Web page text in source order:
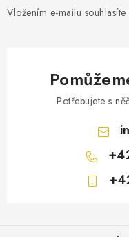
Vložením e-mailu souhlasíte
Potřebujete s